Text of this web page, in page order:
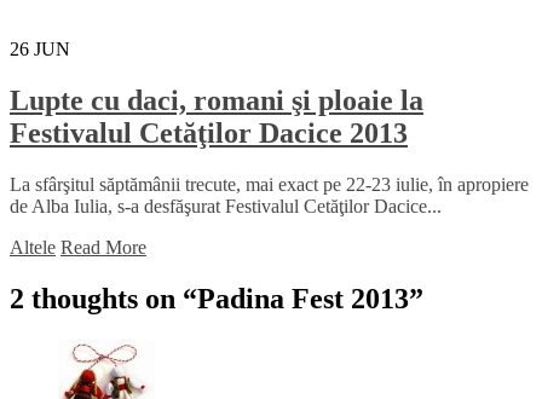
26 JUN
Lupte cu daci, romani şi ploaie la
Festivalul Cetăţilor Dacice 2013
La sfârşitul săptămânii trecute, mai exact pe 22-23 iulie, în apropiere
de Alba Iulia, s-a desfăşurat Festivalul Cetăţilor Dacice...
Altele Read More
2 thoughts on “Padina Fest 2013”